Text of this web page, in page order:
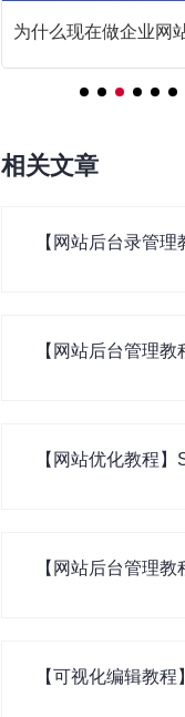
为什么现在做企业网
站？
相关文章
【网站后台录管理
【网站后台管理教
【网站优化教程】
【网站后台管理教
【可视化编辑教程